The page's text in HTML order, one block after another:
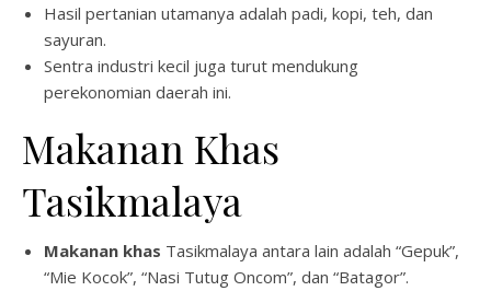
Hasil pertanian utamanya adalah padi, kopi, teh, dan
sayuran.
Sentra industri kecil juga turut mendukung
perekonomian daerah ini.
Makanan Khas
Tasikmalaya
Makanan khas Tasikmalaya antara lain adalah “Gepuk”,
“Mie Kocok”, “Nasi Tutug Oncom”, dan “Batagor”.